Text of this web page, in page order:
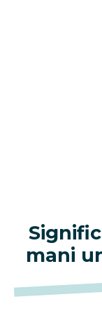
mani